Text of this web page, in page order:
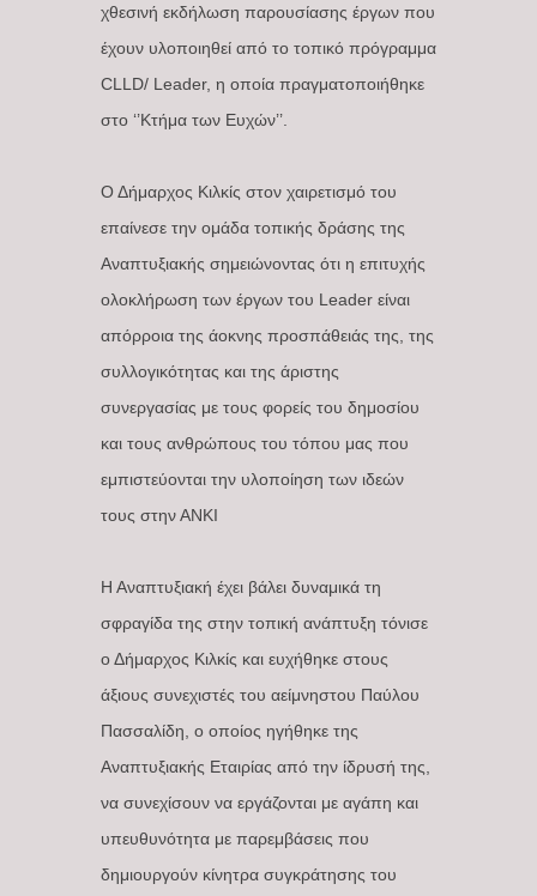
χθεσινή εκδήλωση παρουσίασης έργων που
έχουν υλοποιηθεί από το τοπικό πρόγραμμα
CLLD/ Leader, η οποία πραγματοποιήθηκε
στο ‘’Κτήμα των Ευχών’’.
Ο Δήμαρχος Κιλκίς στον χαιρετισμό του
επαίνεσε την ομάδα τοπικής δράσης της
Αναπτυξιακής σημειώνοντας ότι η επιτυχής
ολοκλήρωση των έργων του Leader είναι
απόρροια της άοκνης προσπάθειάς της, της
συλλογικότητας και της άριστης
συνεργασίας με τους φορείς του δημοσίου
και τους ανθρώπους του τόπου μας που
εμπιστεύονται την υλοποίηση των ιδεών
τους στην ΑΝΚΙ
Η Αναπτυξιακή έχει βάλει δυναμικά τη
σφραγίδα της στην τοπική ανάπτυξη τόνισε
ο Δήμαρχος Κιλκίς και ευχήθηκε στους
άξιους συνεχιστές του αείμνηστου Παύλου
Πασσαλίδη, ο οποίος ηγήθηκε της
Αναπτυξιακής Εταιρίας από την ίδρυσή της,
να συνεχίσουν να εργάζονται με αγάπη και
υπευθυνότητα με παρεμβάσεις που
δημιουργούν κίνητρα συγκράτησης του